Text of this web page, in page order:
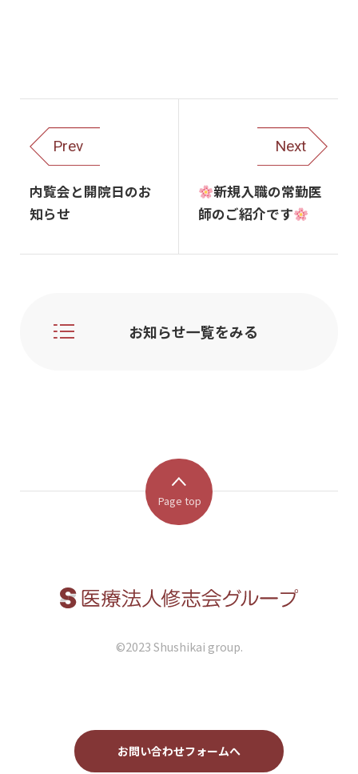
お問い合わせフォームへ
Prev
内覧会と開院日のお
知らせ
Next
新規入職の常勤医
師のご紹介です
お知らせ一覧をみる
Page top
©︎2023 Shushikai group.